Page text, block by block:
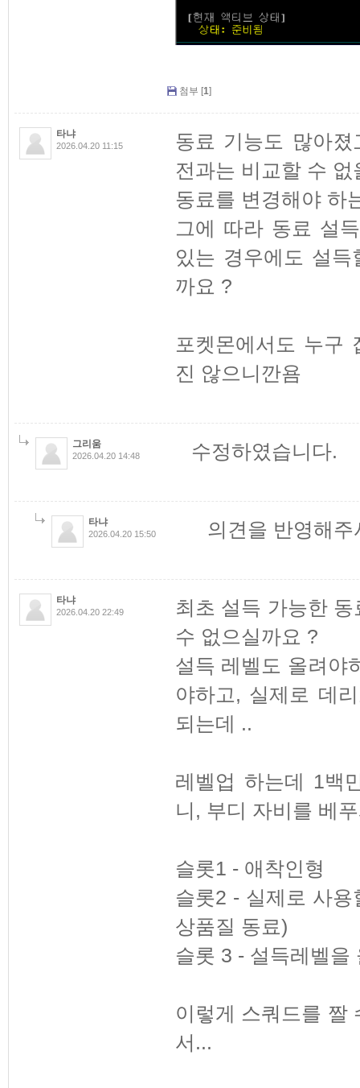
첨부 [1]
타냐
2026.04.20 11:15
동료 기능도 많아
전과는 비교할 수
동료를 변경해야 하
그에 따라 동료 설
있는 경우에도 설
까요 ?
포켓몬에서도 누구
진 않으니깐욤
그리움
2026.04.20 14:48 수정하였습니다.
타냐
2026.04.20 15:50 의견을 반영해
타냐
2026.04.20 22:49
최초 설득 가능한
수 없으실까요 ?
설득 레벨도 올려야
야하고, 실제로 데
되는데 ..
레벨업 하는데 1백
니, 부디 자비를 베
슬롯1 - 애착인형
슬롯2 - 실제로 사
상품질 동료)
슬롯 3 - 설득레벨을
이렇게 스쿼드를 짤
서...